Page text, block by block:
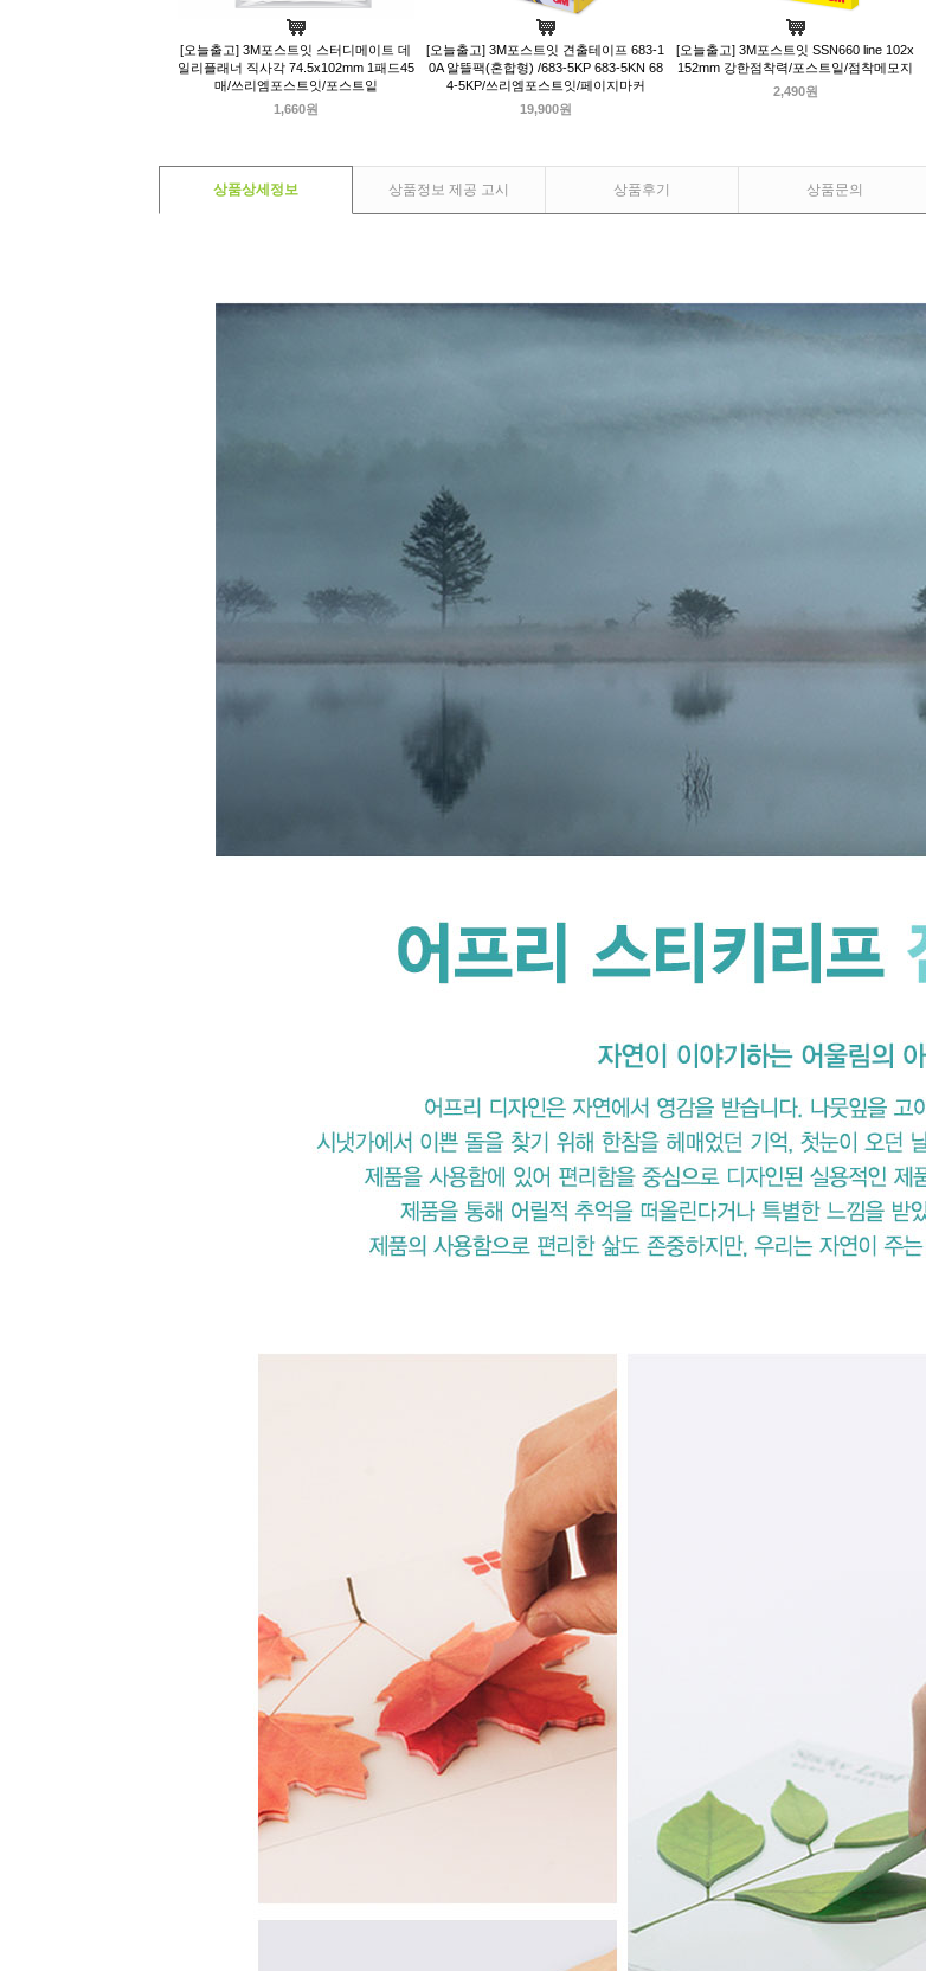
[오늘출고] 3M포스트잇 스터디메이트 데
일리플래너 직사각 74.5x102mm 1패드45
매/쓰리엠포스트잇/포스트잍
1,660원
[오늘출고] 3M포스트잇 견출테이프 683-1
0A 알뜰팩(혼합형) /683-5KP 683-5KN 68
4-5KP/쓰리엠포스트잇/페이지마커
19,900원
[오늘출고] 3M포스트잇 SSN660 line 102x
152mm 강한점착력/포스트잍/점착메모지
2,490원
상품상세정보 상품정보 제공 고시 상품후기 상품문의